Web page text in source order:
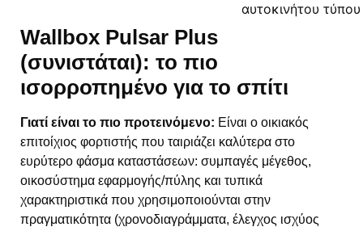
Wallbox Pulsar Plus
(συνιστάται): το πιο
ισορροπημένο για το σπίτι
Γιατί είναι το πιο προτεινόμενο: Είναι ο οικιακός
επιτοίχιος φορτιστής που ταιριάζει καλύτερα στο
ευρύτερο φάσμα καταστάσεων: συμπαγές μέγεθος,
οικοσύστημα εφαρμογής/πύλης και τυπικά
χαρακτηριστικά που χρησιμοποιούνται στην
πραγματικότητα (χρονοδιαγράμματα, έλεγχος ισχύος